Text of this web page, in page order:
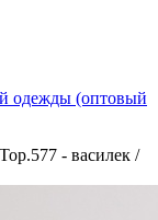
одежды (оптовый
- василек /